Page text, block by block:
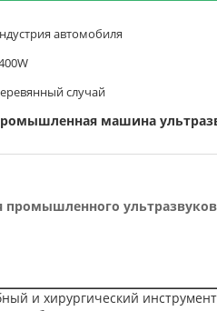
автомобиля
случай
машина
и хирургический